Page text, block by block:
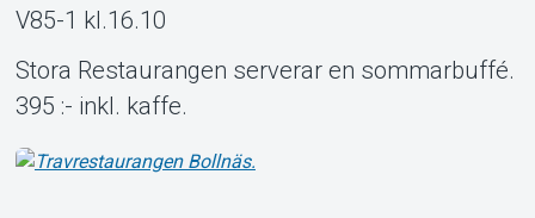
V85-1 kl.16.10
Stora Restaurangen serverar en sommarbuffé.
395 :- inkl. kaffe.